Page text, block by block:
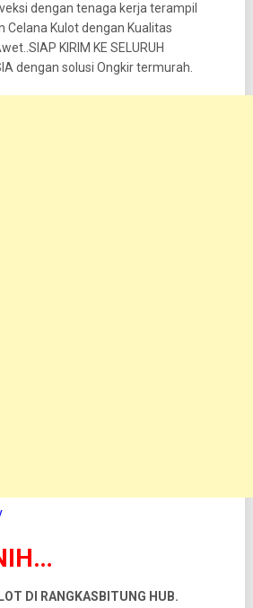
dengan tenaga kerja terampil
Celana Kulot dengan Kualitas
KIRIM KE SELURUH
dengan solusi Ongkir termurah.
DI RANGKASBITUNG HUB.